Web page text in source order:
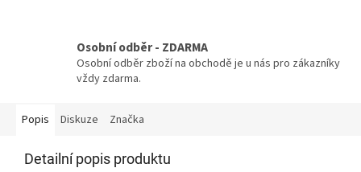
Osobní odběr - ZDARMA
Osobní odběr zboží na obchodě je u nás pro zákazníky
vždy zdarma.
Popis Diskuze Značka
Detailní popis produktu